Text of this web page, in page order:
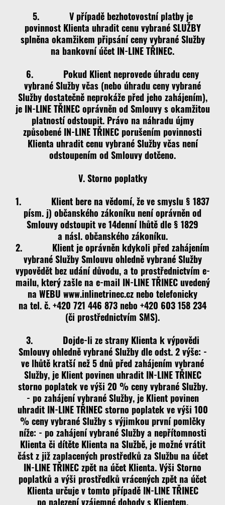
5. V případě bezhotovostní platby je
povinnost Klienta uhradit cenu vybrané SLUŽBY
splněna okamžikem připsání ceny vybrané Služby
na bankovní účet IN-LINE TŘINEC.
6. Pokud Klient neprovede úhradu ceny
vybrané Služby včas (nebo úhradu ceny vybrané
Služby dostatečně neprokáže před jeho zahájením),
je IN-LINE TŘINEC oprávněn od Smlouvy s okamžitou
platností odstoupit. Právo na náhradu újmy
způsobené IN-LINE TŘINEC porušením povinnosti
Klienta uhradit cenu vybrané Služby včas není
odstoupením od Smlouvy dotčeno.
V. Storno poplatky
1. Klient bere na vědomí, že ve smyslu § 1837
písm. j) občanského zákoníku není oprávněn od
Smlouvy odstoupit ve 14denní lhůtě dle § 1829
a násl. občanského zákoníku.
2. Klient je oprávněn kdykoli před zahájením
vybrané Služby Smlouvu ohledně vybrané Služby
vypovědět bez udání důvodu, a to prostřednictvím e-
mailu, který zašle na e-mail IN-LINE TŘINEC uvedený
na WEBU www.inlinetrinec.cz nebo telefonicky
na tel. č. +420 721 446 873 nebo +420 603 158 234
(či prostřednictvím SMS).
3. Dojde-li ze strany Klienta k výpovědi
Smlouvy ohledně vybrané Služby dle odst. 2 výše: -
ve lhůtě kratší než 5 dnů před zahájením vybrané
Služby, je Klient povinen uhradit IN-LINE TŘINEC
storno poplatek ve výši 20 % ceny vybrané Služby.
- po zahájení vybrané Služby, je Klient povinen
uhradit IN-LINE TŘINEC storno poplatek ve výši 100
% ceny vybrané Služby s výjimkou první pomlčky
níže: - po zahájení vybrané Služby a nepřítomnosti
Klienta či dítěte Klienta na Službě, je možné vrátit
část z již zaplacených prostředků za Službu na účet
IN-LINE TŘINEC zpět na účet Klienta. Výši Storno
poplatků a výši prostředků vrácených zpět na účet
Klienta určuje v tomto případě IN-LINE TŘINEC
po nalezení vzájemné dohody s Klientem.